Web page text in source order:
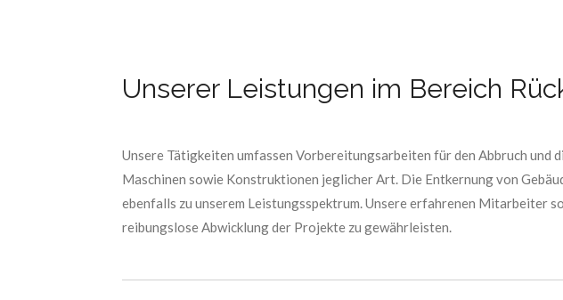
Unserer Leistungen im Bereich
Unsere Tätigkeiten umfassen Vorbereitungsarbeiten für den Abbruch und
Maschinen sowie Konstruktionen jeglicher Art. Die Entkernung von
ebenfalls zu unserem Leistungsspektrum. Unsere erfahrenen Mitarbeiter
reibungslose Abwicklung der Projekte zu gewährleisten.